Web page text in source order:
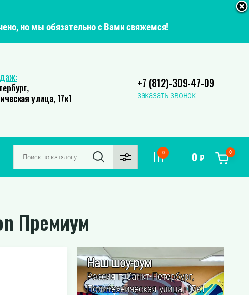
но мы обязательно с Вами свяжемся!
0 0 ₽
0
улица, 17к1
+7 (812)-309-47-09
заказать звонок
Премиум
Наш шоу-рум
Россия г. Санкт-Петербург,
Политехническая улица, 17к1